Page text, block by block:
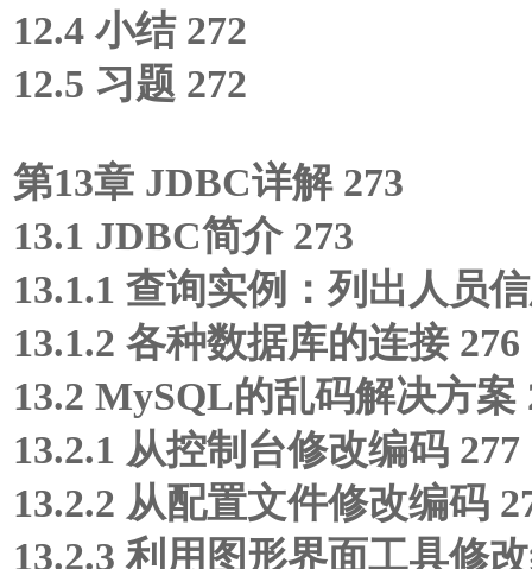
12.4 小结 272
12.5 习题 272
第13章 JDBC详解 273
13.1 JDBC简介 273
13.1.1 查询实例：列出人员
13.1.2 各种数据库的连接 276
13.2 MySQL的乱码解决方案
13.2.1 从控制台修改编码 277
13.2.2 从配置文件修改编码
13.2.3 利用图形界面工具修